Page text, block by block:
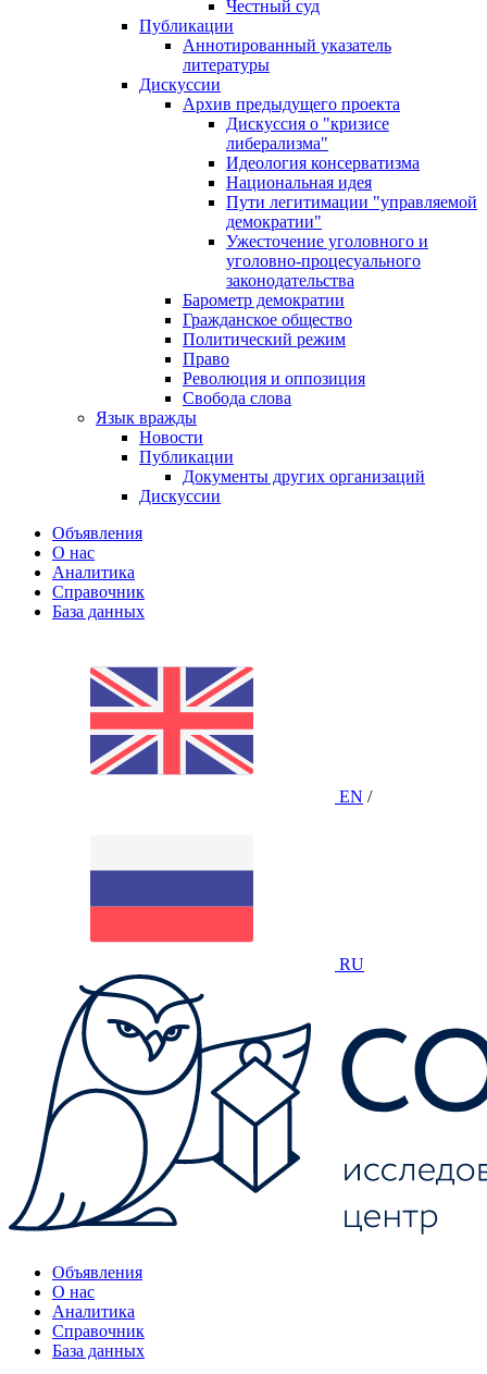
Честный суд
Публикации
Аннотированный указатель
литературы
Дискуссии
Архив предыдущего проекта
Дискуссия о "кризисе
либерализма"
Идеология консерватизма
Национальная идея
Пути легитимации "управляемой
демократии"
Ужесточение уголовного и
уголовно-процесуального
законодательства
Барометр демократии
Гражданское общество
Политический режим
Право
Революция и оппозиция
Свобода слова
Язык вражды
Новости
Публикации
Документы других организаций
Дискуссии
Объявления
О нас
Аналитика
Справочник
База данных
EN /
RU
Объявления
О нас
Аналитика
Справочник
База данных